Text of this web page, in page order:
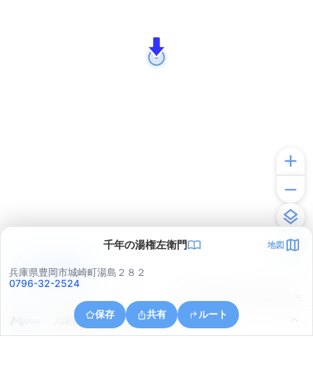
千年の湯権左衛門 地図
兵庫県豊岡市城崎町湯島２８２
0796-32-2524
保存 共有 ルート
兵庫県豊岡市小島
アプリで見る